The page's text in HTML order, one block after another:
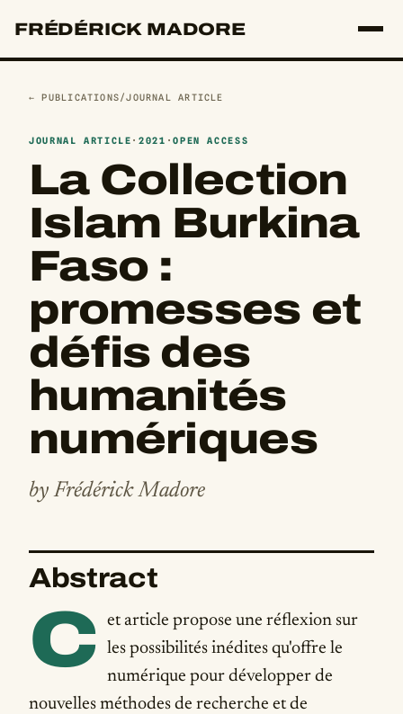
FRÉDÉRICK MADORE
← PUBLICATIONS/JOURNAL ARTICLE
JOURNAL ARTICLE ·2021 ·OPEN ACCESS
La Collection
Islam Burkina
Faso :
promesses et
défis des
humanités
numériques
by Frédérick Madore
Abstract
C et article propose une réflexion sur
les possibilités inédites qu'offre le
numérique pour développer de
nouvelles méthodes de recherche et de